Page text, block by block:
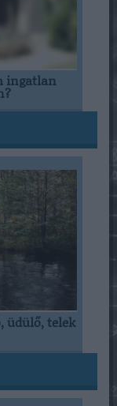
ingatlan
üdülő, telek